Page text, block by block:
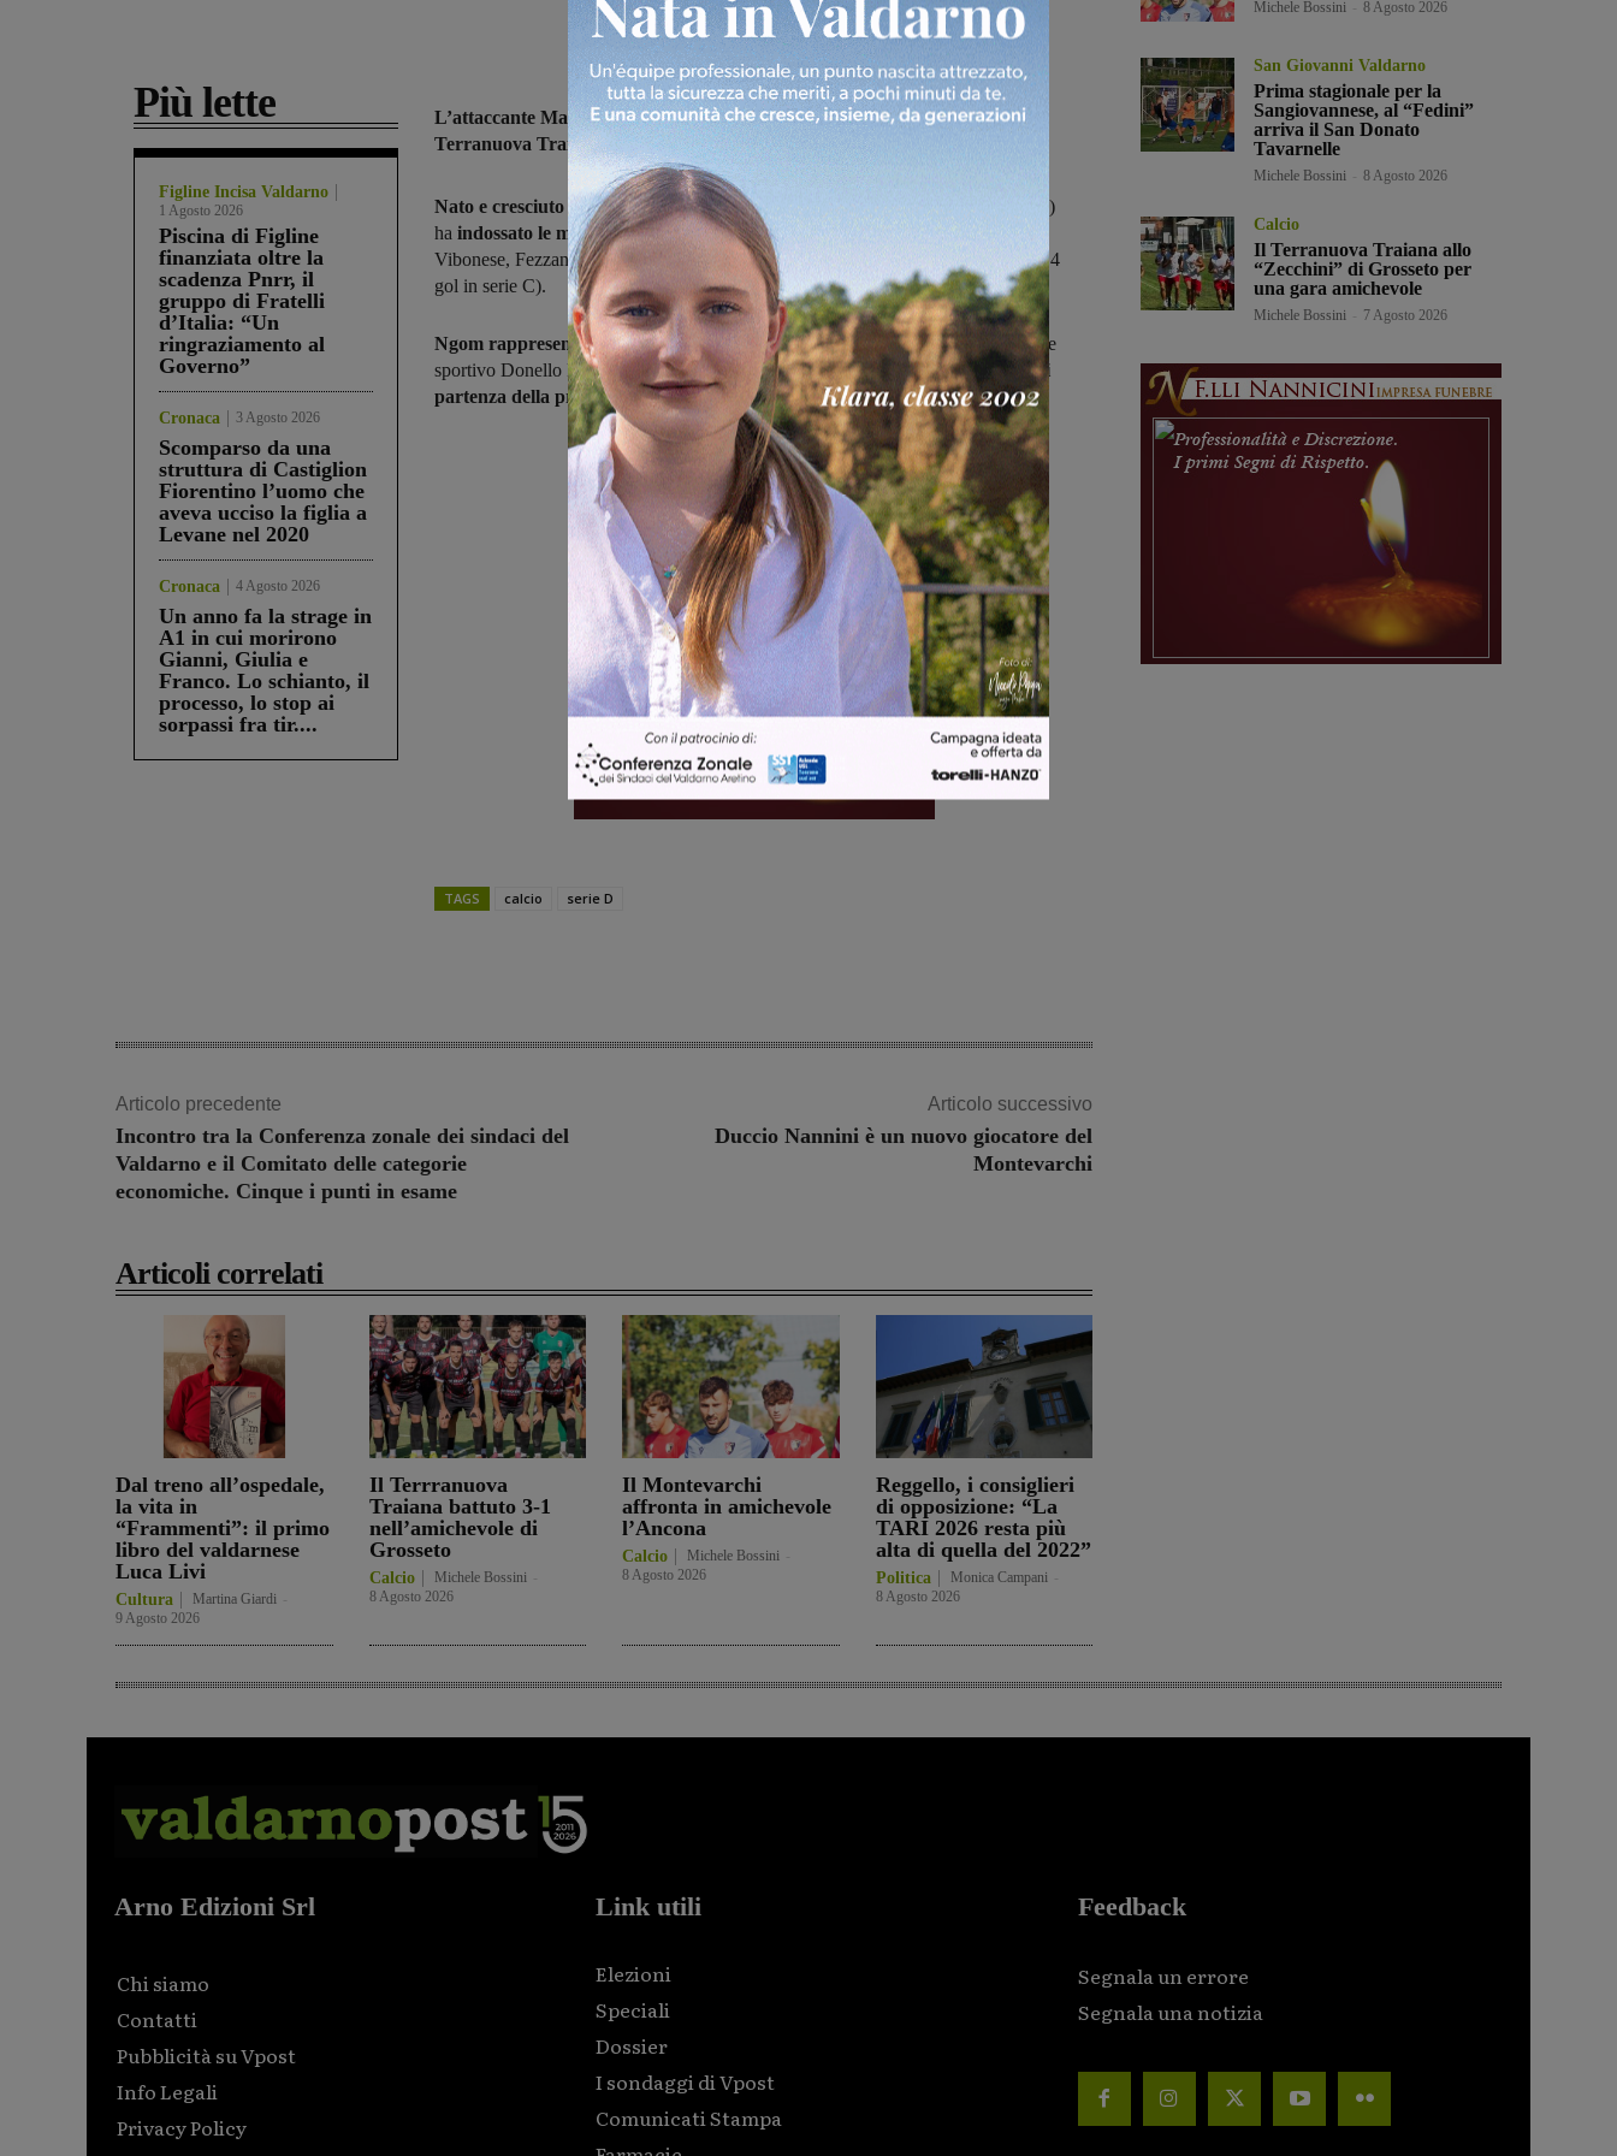
Più lette
Figline Incisa Valdarno
1 Agosto 2026
Piscina di Figline
finanziata oltre la
scadenza Pnrr, il
gruppo di Fratelli
d’Italia: “Un
ringraziamento al
Governo”
Cronaca 3 Agosto 2026
Scomparso da una
struttura di Castiglion
Fiorentino l’uomo che
aveva ucciso la figlia a
Levane nel 2020
Cronaca 4 Agosto 2026
Un anno fa la strage in
A1 in cui morirono
Gianni, Giulia e
Franco. Lo schianto, il
processo, lo stop ai
sorpassi fra tir....
L’attaccante Mamadou Ngomnella stagione 2025-2026 vestirà la maglia del
Terranuova Traiana.
Nato e cresciuto calcisticamente nelle giovanili del Milan,
Ngom (classe 2000)
ha indossato le maglietra le altre di Folgore Caratese, Barletta, Vis Pesaro,
Vibonese, Fezzanese (139 presenze in serie D corredate da 21 gol, 43 presenze e 4
gol in serie C).
Ngom rappresenta senza ombra di dubbiola ciliegina sulla torta che il direttore
sportivo Donello Resti mette nello scacchiere dei biancorossi, a breveai nastri di
partenza della prossima stagione.
TAGS calcio serie D
Articolo precedente
Incontro tra la Conferenza zonale dei sindaci del
Valdarno e il Comitato delle categorie
economiche. Cinque i punti in esame
Articolo successivo
Duccio Nannini è un nuovo giocatore del
Montevarchi
Articoli correlati
Dal treno all’ospedale,
la vita in
“Frammenti”: il primo
libro del valdarnese
Luca Livi
Cultura Martina Giardi
9 Agosto 2026
Il Terrranuova
Traiana battuto 3-1
nell’amichevole di
Grosseto
Calcio Michele Bossini
8 Agosto 2026
Il Montevarchi
affronta in amichevole
l’Ancona
Calcio Michele Bossini
8 Agosto 2026
Reggello, i consiglieri
di opposizione: “La
TARI 2026 resta più
alta di quella del 2022”
Politica Monica Campani
8 Agosto 2026
Michele Bossini 8 Agosto 2026
San Giovanni Valdarno
Prima stagionale per la
Sangiovannese, al “Fedini”
arriva il San Donato
Tavarnelle
Michele Bossini 8 Agosto 2026
Calcio
Il Terranuova Traiana allo
“Zecchini” di Grosseto per
una gara amichevole
Michele Bossini 7 Agosto 2026
Arno Edizioni Srl
Chi siamo
Contatti
Pubblicità su Vpost
Info Legali
Privacy Policy
Link utili
Elezioni
Speciali
Dossier
I sondaggi di Vpost
Comunicati Stampa
Feedback
Segnala un errore
Segnala una notizia